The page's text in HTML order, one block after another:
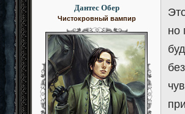
Дантес Обер
Чистокровный вампир
но